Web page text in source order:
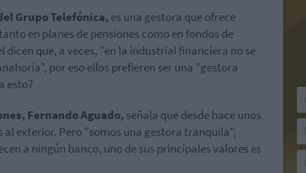
Grupo Telefónica, es una gestora que ofrece
en planes de pensiones como en fondos de
dicen que, a veces, "en la industrial financiera no se
por eso ellos prefieren ser una "gestora
esto?
Fernando Aguado, señala que desde hace unos
al exterior. Pero "somos una gestora tranquila",
a ningún banco, uno de sus principales valores es